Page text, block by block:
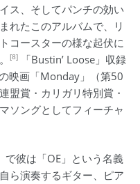
ス、そしてパンチの効い
れたこのアルバムで、リ
コースターの様な起伏に
[8]
「Bustin’ Loose」収録
映画「Monday」（第50
盟賞・カリガリ特別賞・
ソングとしてフィーチャ
で彼は「OE」という名義
ら演奏するギター、ピア